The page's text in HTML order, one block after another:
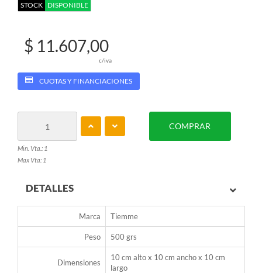
STOCK DISPONIBLE
$ 11.607,00
c/iva
CUOTAS Y FINANCIACIONES
Min. Vta.: 1
Max Vta: 1
COMPRAR
DETALLES
Marca Tiemme
Peso 500 grs
Dimensiones
10 cm alto x 10 cm ancho x 10 cm
largo